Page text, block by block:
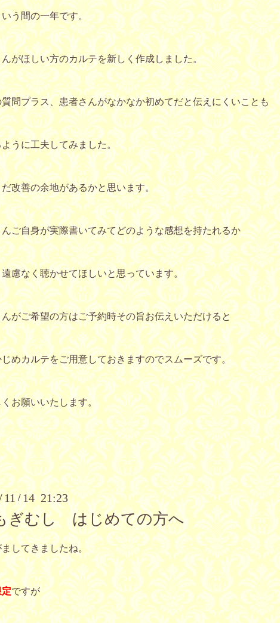
いう間の一年です。
んがほしい方のカルテを新しく作成しました。
問プラス、患者さんがなかなか初めてだと伝えにくいことも
うに工夫してみました。
だ改善の余地があるかと思います。
ご自身が実際書いてみてどのような感想を持たれるか
慮なく聴かせてほしいと思っています。
がご希望の方はご予約時その旨お伝えいただけると
めカルテをご用意しておきますのでスムーズです。
くお願いいたします。
11/14 21:23
ぎむし はじめての方へ
してきましたね。
定ですが